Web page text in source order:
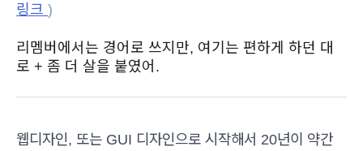
링크 )
리멤버에서는 경어로 쓰지만, 여기는 편하게 하던 대
로 + 좀 더 살을 붙였어.
웹디자인, 또는 GUI 디자인으로 시작해서 20년이 약간